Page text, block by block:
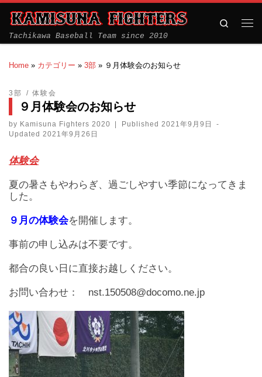
Tachikawa Baseball Team since 2010
Search
Home » カテゴリー » 3部 » ９月体験会のお知らせ
3部 体験会
９月体験会のお知らせ
by Kamisuna Fighters 2020 Published 2021年9月9日
-
Updated 2021年9月26日
体験会
夏の暑さもやわらぎ、過ごしやすい季節になってきま
した。
９月の体験会を開催します。
事前の申し込みは不要です。
都合の良い日に直接お越しください。
お問い合わせ： nst.150508@docomo.ne.jp